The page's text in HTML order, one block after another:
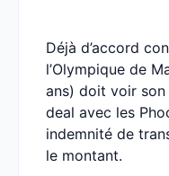
Déjà d’accord
l’Olympique de
ans) doit voir son
deal avec les
indemnité de
le montant.